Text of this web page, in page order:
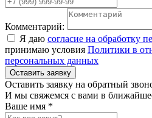
Комментарий:
Я даю согласие на обработку
принимаю условия Политики в
персональных данных
Оставить заявку
Оставить заявку на обратный
И мы свяжемся с вами в
Ваше имя *